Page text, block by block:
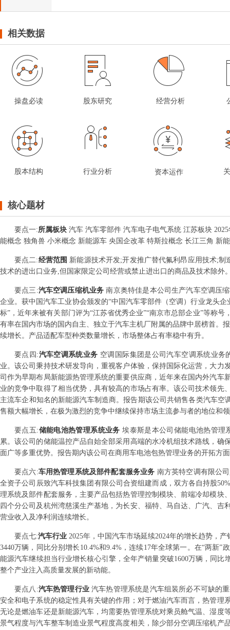
相关数据
操盘必读 股东研究 经营分析
股本结构 行业分析 资本运作
核心题材
要点一:所属板块汽车 汽车零部件 汽车电子电气系统 江苏板块
能概念 独角兽 小米概念 新能源车 央国企改革 特斯拉概念 长江三角 新
要点二:经营范围 新能源技术开发;开发推广替代氟利昂应用技术;
技术的进出口业务,但国家限定公司经营或禁止进出口的商品及技术除
要点三 :汽车空调压缩机业务南京奥特佳是本公司生产汽车空调压
企业。获中国汽车工业协会颁发的“中国汽车零部件（空调）行业龙头
标”，近年来被有关部门评为“江苏省优秀企业”“南京市总部企业”等称
有率在国内市场的国内自主、独立于汽车主机厂附属的品牌中居榜首。
续增长。产品适配车型种类数量增长，市场整体占有率稳中有升。
要点 四 :汽车空调系统业务 空调国际集团是公司汽车空调系统业
业。该公司秉持技术研发导向，重视客户体验，保持国际化运营，大
司作为早期布局新能源热管理系统的重要供应商，近年来在国内外汽
业的竞争中取得了相当优势，具有较高的市场占有率。该公司技术领
主流车企和知名的新能源汽车制造商。报告期该公司共销售各类汽车
售额大幅增长，在极为激烈的竞争中继续保持市场主流参与者的地位和
要点 五:储能电池热管理系统业务埃泰斯是本公司储能电池热管理
累。该公司的储能温控产品自始全部采用高端的水冷机组技术路线，
面广等多重优势。报告期内该公司在商用车电池包热管理业务的开拓方
要点六:车用热管理系统及部件配套服务业务 南方英特空调有限公
全资子公司辰致汽车科技集团有限公司合资组建而成，双方各自持股
理系统及部件配套服务，主要产品包括热管理控制模块、前端冷却模
四个分公司及杭州湾慈溪生产基地，为长安、福特、马自达、广汽、
营业收入及净利润连续增长。
要点七:汽车行业2025年，中国汽车市场延续2024年的增长趋势，
3440万辆，同比分别增长10.4%和9.4%，连续17年全球第一。在“两新
能源汽车继续担当行业增长核心引擎，全年产销量突破1600万辆，同
整个产业注入高质量发展的新动能。
要点 八 :汽车热管理行业汽车热管理系统是汽车组装所必不可缺的
安全和电子系统的稳定性具有关键的作用；对于燃油汽车而言，热管
无论是燃油车还是新能源汽车，均需要热管理系统对乘员舱气温、湿
景气程度与汽车整车制造业景气程度高度相关，除少部分空调压缩机